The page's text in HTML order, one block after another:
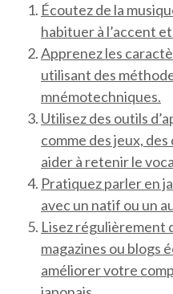
Écoutez de la
habituer à l’accent
Apprenez les
utilisant des
mnémotechniques.
Utilisez des outils
comme des jeux,
aider à retenir le
Pratiquez parler en
avec un natif ou un
Lisez régulièrement
magazines ou blogs
améliorer votre